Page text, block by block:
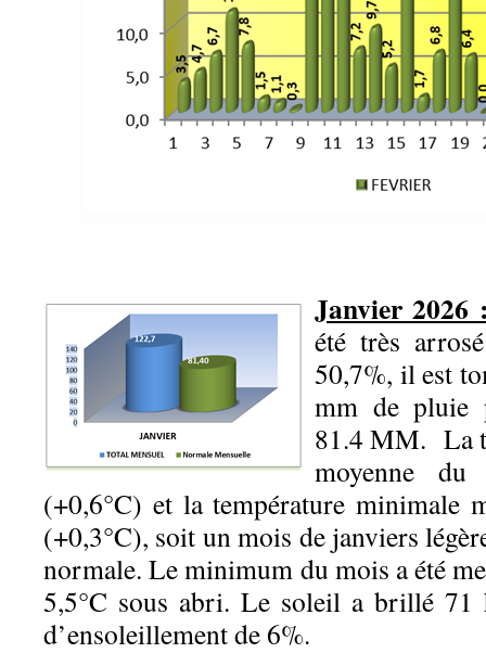
Janvier 2026
été très
50,7%, il est
mm de pluie
81.4 MM. La
moyenne
(+0,6°C) et la température minimale
(+0,3°C), soit un mois de janviers
normale. Le minimum du mois a été
5,5°C sous abri. Le soleil a brillé 71
d’ensoleillement de 6%.